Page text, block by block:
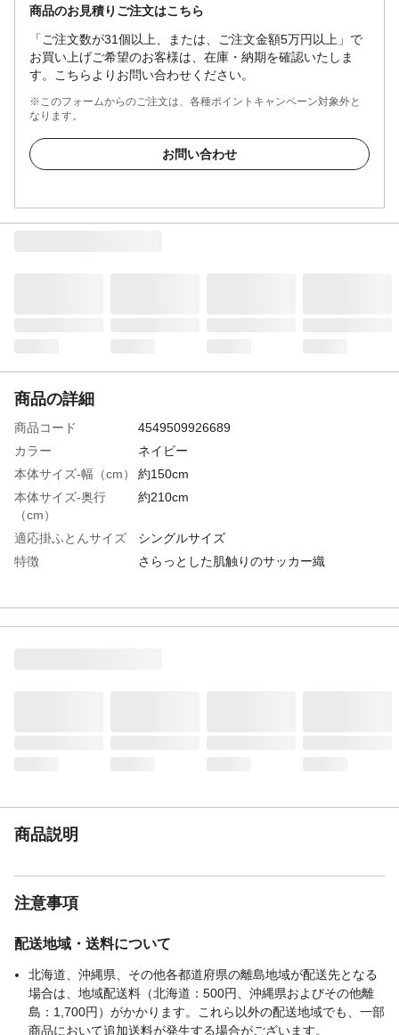
商品のお見積りご注文はこちら
「ご注文数が31個以上、または、ご注文金額5万円以上」で
お買い上げご希望のお客様は、在庫・納期を確認いたしま
す。こちらよりお問い合わせください。
※このフォームからのご注文は、各種ポイントキャンペーン対象外と
なります。
お問い合わせ
商品の詳細
商品コード
4549509926689
カラー
ネイビー
本体サイズ-幅（cm）
約150cm
本体サイズ-奥行
（cm）
約210cm
適応掛ふとんサイズ
シングルサイズ
特徴
さらっとした肌触りのサッカー織
タンブル乾燥
不可
ドライクリーニング
不可
販売元
カインズ
商品説明
注意事項
配送地域・送料について
北海道、沖縄県、その他各都道府県の離島地域が配送先となる
場合は、地域配送料（北海道：500円、沖縄県およびその他離
島：1,700円）がかかります。これら以外の配送地域でも、一部
商品において追加送料が発生する場合がございます。